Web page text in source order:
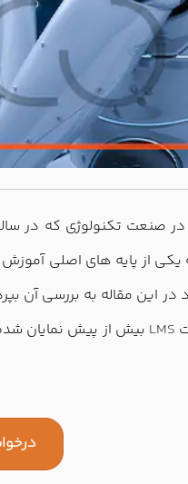
صنعت تکنولوژی که در
یکی از پایه های اصلی
LMS بیش از پیش نمایان